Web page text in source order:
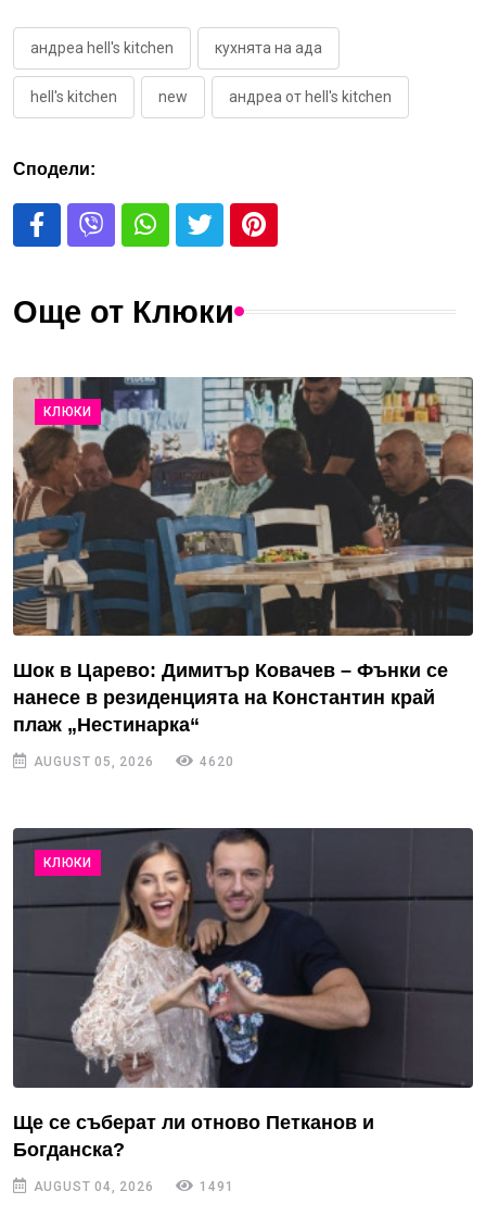
андреа hell's kitchen кухнята на ада
hell's kitchen new андреа от hell's kitchen
Сподели:
Още от Клюки
КЛЮКИ
Шок в Царево: Димитър Ковачев – Фънки се
нанесе в резиденцията на Константин край
плаж „Нестинарка“
AUGUST 05, 2026 4620
КЛЮКИ
Ще се съберат ли отново Петканов и
Богданска?
AUGUST 04, 2026 1491